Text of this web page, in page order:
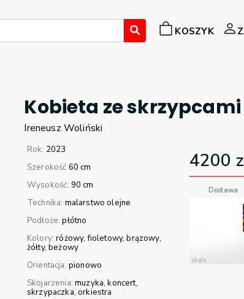
KOSZYK
Kobieta ze skrzypcami
Ireneusz Woliński
Rok: 2023
Szerokość 60 cm
Wysokość: 90 cm
Technika: malarstwo olejne
Podłoże:płótno
Kolory:różowy fioletowy brązowy
żółty beżowy
Orientacja: pionowo
Skojarzenia:muzyka koncert
skrzypaczka orkiestra
4200
Dostawa